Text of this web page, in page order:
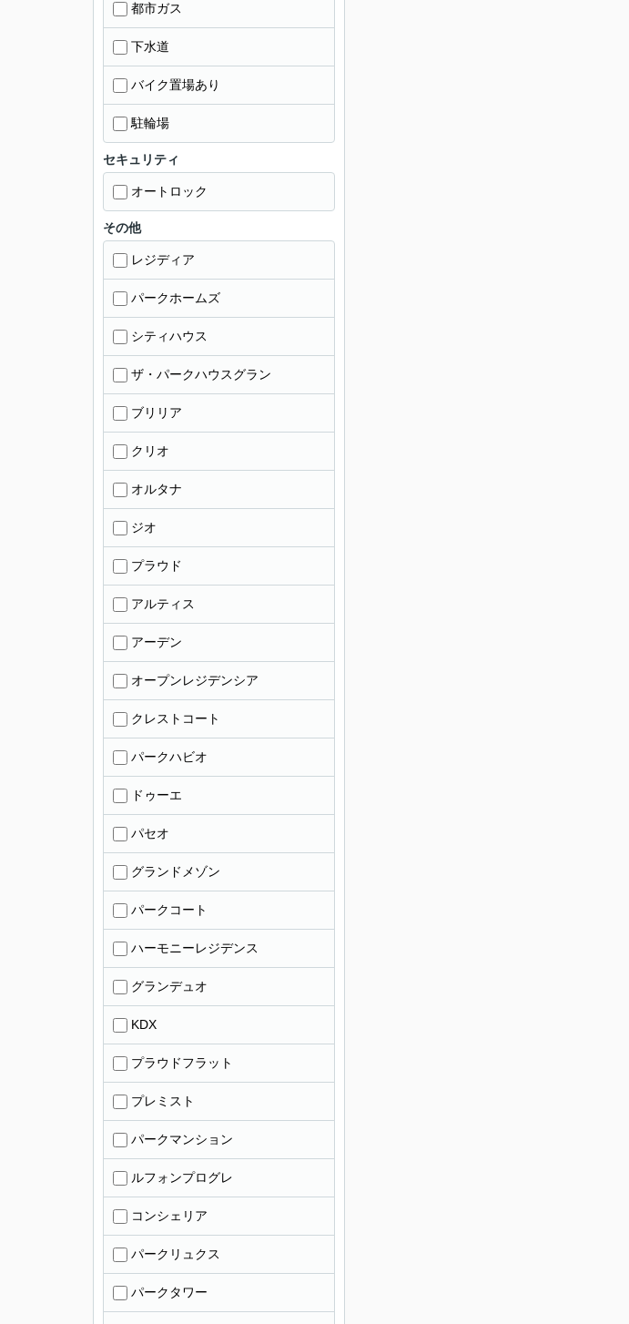
都市ガス
下水道
バイク置場あり
駐輪場
セキュリティ
オートロック
その他
レジディア
パークホームズ
シティハウス
ザ・パークハウスグラン
ブリリア
クリオ
オルタナ
ジオ
プラウド
アルティス
アーデン
オープンレジデンシア
クレストコート
パークハビオ
ドゥーエ
パセオ
グランドメゾン
パークコート
ハーモニーレジデンス
グランデュオ
KDX
プラウドフラット
プレミスト
パークマンション
ルフォンプログレ
コンシェリア
パークリュクス
パークタワー